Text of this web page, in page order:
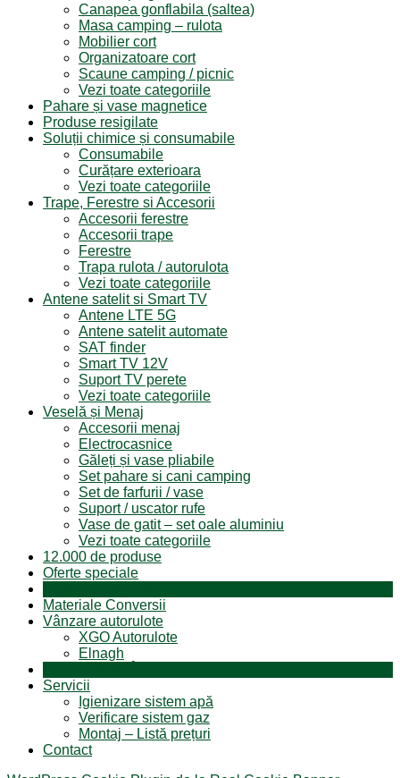
Canapea gonflabila (saltea)
Masa camping – rulota
Mobilier cort
Organizatoare cort
Scaune camping / picnic
Vezi toate categoriile
Pahare și vase magnetice
Produse resigilate
Soluții chimice și consumabile
Consumabile
Curățare exterioara
Vezi toate categoriile
Trape, Ferestre si Accesorii
Accesorii ferestre
Accesorii trape
Ferestre
Trapa rulota / autorulota
Vezi toate categoriile
Antene satelit si Smart TV
Antene LTE 5G
Antene satelit automate
SAT finder
Smart TV 12V
Suport TV perete
Vezi toate categoriile
Veselă și Menaj
Accesorii menaj
Electrocasnice
Găleți și vase pliabile
Set pahare si cani camping
Set de farfurii / vase
Suport / uscator rufe
Vase de gatit – set oale aluminiu
Vezi toate categoriile
12.000 de produse
Oferte speciale
Materiale Conversii
Vânzare autorulote
XGO Autorulote
Elnagh
Servicii
Igienizare sistem apă
Verificare sistem gaz
Montaj – Listă prețuri
Contact